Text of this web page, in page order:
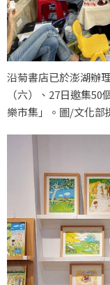
沿菊書店已於澎湖辦
（六）、27日邀集
樂市集」。圖/文化部